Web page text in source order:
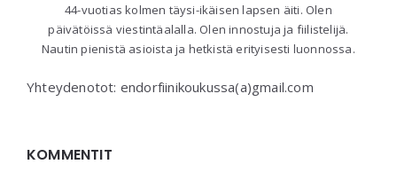
44-vuotias kolmen täysi-ikäisen lapsen äiti. Olen
päivätöissä viestintäalalla. Olen innostuja ja fiilistelijä.
Nautin pienistä asioista ja hetkistä erityisesti luonnossa.
Yhteydenotot: endorfiinikoukussa(a)gmail.com
KOMMENTIT